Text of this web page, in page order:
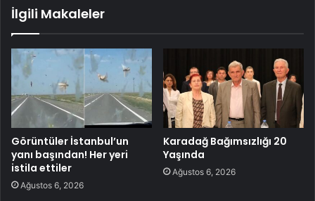
İlgili Makaleler
Görüntüler İstanbul’un
yanı başından! Her yeri
istila ettiler
Ağustos 6, 2026
Karadağ Bağımsızlığı 20
Yaşında
Ağustos 6, 2026